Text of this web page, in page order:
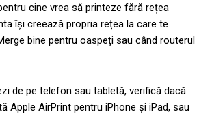
cine vrea să printeze fără rețea
își creează propria rețea la care te
bine pentru oaspeți sau când routerul
de pe telefon sau tabletă, verifică dacă
Apple AirPrint pentru iPhone și iPad, sau